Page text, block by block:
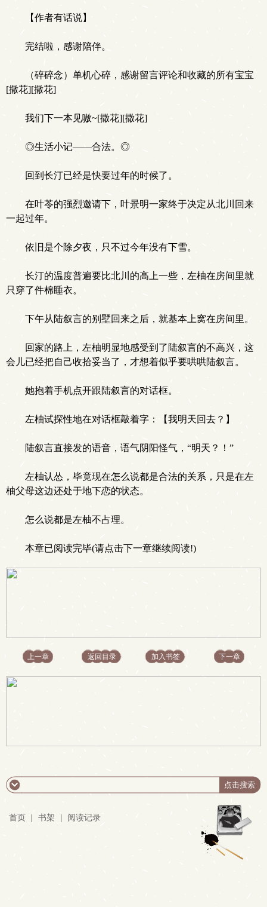
【作者有话说】
完结啦，感谢陪伴。
（碎碎念）单机心碎，感谢留言评论和收藏的所有宝宝
[撒花][撒花]
我们下一本见嗷~[撒花][撒花]
◎生活小记——合法。◎
回到长汀已经是快要过年的时候了。
在叶苓的强烈邀请下，叶景明一家终于决定从北川回来
一起过年。
依旧是个除夕夜，只不过今年没有下雪。
长汀的温度普遍要比北川的高上一些，左柚在房间里就
只穿了件棉睡衣。
下午从陆叙言的别墅回来之后，就基本上窝在房间里。
回家的路上，左柚明显地感受到了陆叙言的不高兴，这
会儿已经把自己收拾妥当了，才想着似乎要哄哄陆叙言。
她抱着手机点开跟陆叙言的对话框。
左柚试探性地在对话框敲着字：【我明天回去？】
陆叙言直接发的语音，语气阴阳怪气，“明天？！”
左柚认怂，毕竟现在怎么说都是合法的关系，只是在左
柚父母这边还处于地下恋的状态。
怎么说都是左柚不占理。
本章已阅读完毕(请点击下一章继续阅读!)
上一章 返回目录 加入书签 下一章
首页 书架 阅读记录